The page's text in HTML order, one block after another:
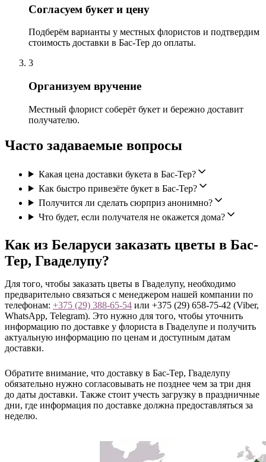
Согласуем букет и цену
Подберём варианты у местных флористов и подтвердим
стоимость доставки в Бас-Тер до оплаты.
3
Организуем вручение
Местный флорист соберёт букет и бережно доставит
получателю.
Часто задаваемые вопросы
Какая цена доставки букета в Бас-Тер?
Как быстро привезёте букет в Бас-Тер?
Получится ли сделать сюрприз анонимно?
Что будет, если получателя не окажется дома?
Как из Беларуси заказать цветы в Бас-
Тер, Гваделупу?
Для того, чтобы заказать цветы в Гваделупу, необходимо
предварительно связаться с менеджером нашей компании по
телефонам: +375 (29) 388-65-54 или +375 (29) 658-75-42 (Viber,
WhatsApp, Telegram). Это нужно для того, чтобы уточнить
информацию по доставке у флориста в Гваделупе и получить
актуальную информацию по ценам и доступным датам
доставки.
Обратите внимание, что доставку в Бас-Тер, Гваделупу
обязательно нужно согласовывать не позднее чем за три дня
до даты доставки. Также стоит учесть загрузку в праздничные
дни, где информация по доставке должна предоставляться за
неделю.